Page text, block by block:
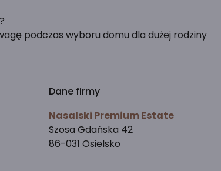
podczas wyboru domu dla dużej rodziny
Dane firmy
Nasalski Premium Estate
Szosa Gdańska 42
86-031 Osielsko